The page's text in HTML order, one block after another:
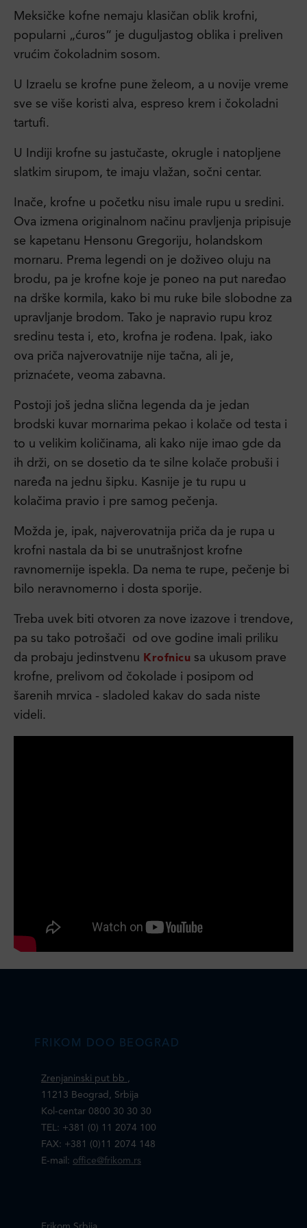
Meksičke kofne nemaju klasičan oblik krofni,
popularni „ćuros“ je duguljastog oblika i preliven
vrućim čokoladnim sosom.
U Izraelu se krofne pune želeom, a u novije vreme
sve se više koristi alva, espreso krem i čokoladni
tartufi.
U Indiji krofne su jastučaste, okrugle i natopljene
slatkim sirupom, te imaju vlažan, sočni centar.
Inače, krofne u početku nisu imale rupu u sredini.
Ova izmena originalnom načinu pravljenja pripisuje
se kapetanu Hensonu Gregoriju, holandskom
mornaru. Prema legendi on je doživeo oluju na
brodu, pa je krofne koje je poneo na put naređao
na drške kormila, kako bi mu ruke bile slobodne za
upravljanje brodom. Tako je napravio rupu kroz
sredinu testa i, eto, krofna je rođena. Ipak, iako
ova priča najverovatnije nije tačna, ali je,
priznaćete, veoma zabavna.
Postoji još jedna slična legenda da je jedan
brodski kuvar mornarima pekao i kolače od testa i
to u velikim količinama, ali kako nije imao gde da
ih drži, on se dosetio da te silne kolače probuši i
naređa na jednu šipku. Kasnije je tu rupu u
kolačima pravio i pre samog pečenja.
Možda je, ipak, najverovatnija priča da je rupa u
krofni nastala da bi se unutrašnjost krofne
ravnomernije ispekla. Da nema te rupe, pečenje bi
bilo neravnomerno i dosta sporije.
Treba uvek biti otvoren za nove izazove i trendove,
pa su tako potrošači od ove godine imali priliku
da probaju jedinstvenu
Krofnicu sa ukusom prave
krofne, prelivom od čokolade i posipom od
šarenih mrvica - sladoled kakav do sada niste
videli.
FRIKOM DOO BEOGRAD
Zrenjaninski put bb ,
11213 Beograd, Srbija
Kol-centar 0800 30 30 30
TEL: +381 (0) 11 2074 100
FAX: +381 (0)11 2074 148
E-mail: office@frikom.rs